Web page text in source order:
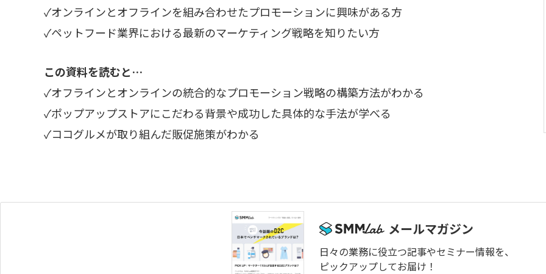
✓オンラインとオフラインを組み合わせたプロモーションに興味がある方
✓ペットフード業界における最新のマーケティング戦略を知りたい方
この資料を読むと…
✓オフラインとオンラインの統合的なプロモーション戦略の構築方法がわかる
✓ポップアップストアにこだわる背景や成功した具体的な手法が学べる
✓ココグルメが取り組んだ販促施策がわかる
メールマガジン
日々の業務に役立つ記事やセミナー情報を、
ピックアップしてお届け！